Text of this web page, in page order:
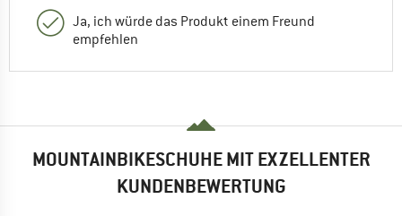
Ja, ich würde das Produkt einem Freund
empfehlen
MOUNTAINBIKESCHUHE MIT EXZELLENTER
KUNDENBEWERTUNG